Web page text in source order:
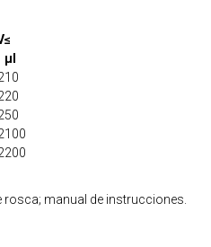
μl
10
20
50
100
200
manual de instrucciones.